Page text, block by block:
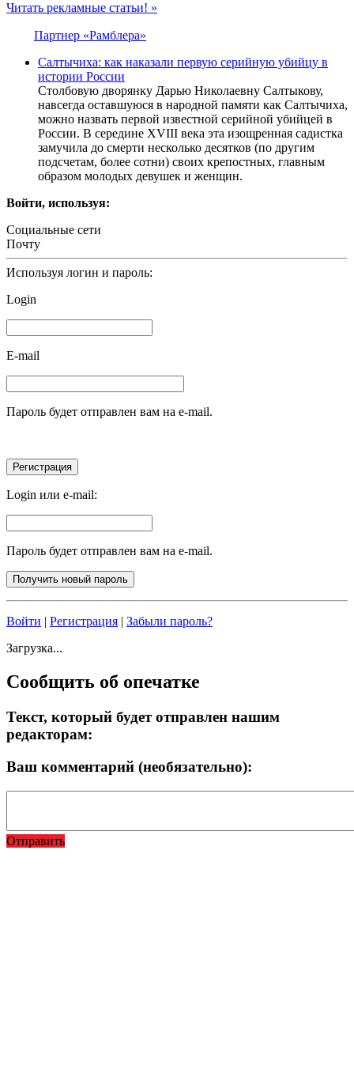
Читать рекламные статьи! »
Партнер «Рамблера»
Салтычиха: как наказали первую серийную убийцу в
истории России
Столбовую дворянку Дарью Николаевну Салтыкову,
навсегда оставшуюся в народной памяти как Салтычиха,
можно назвать первой известной серийной убийцей в
России. В середине XVIII века эта изощренная садистка
замучила до смерти несколько десятков (по другим
подсчетам, более сотни) своих крепостных, главным
образом молодых девушек и женщин.
Войти, используя:
Социальные сети
Почту
Используя логин и пароль:
Login
E-mail
Пароль будет отправлен вам на e-mail.
Login или e-mail:
Пароль будет отправлен вам на e-mail.
Войти | Регистрация | Забыли пароль?
Загрузка...
Сообщить об опечатке
Текст, который будет отправлен нашим
редакторам:
Ваш комментарий (необязательно):
Отправить